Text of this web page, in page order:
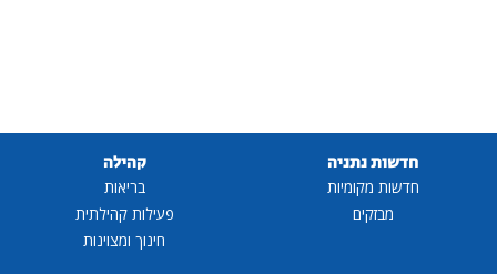
חדשות נתניה
חדשות מקומיות
מבזקים
קהילה
בריאות
פעילות קהילתית
חינוך ומצוינות